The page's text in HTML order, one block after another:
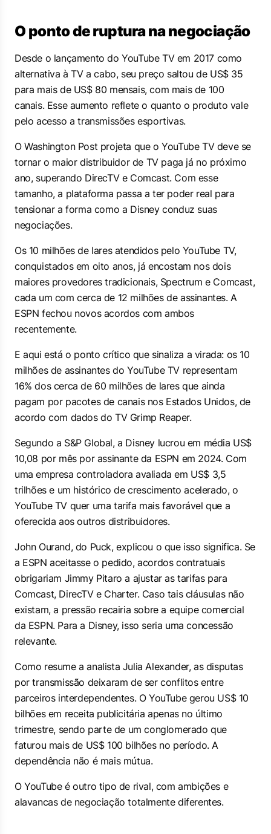
O ponto de ruptura na negociação
Desde o lançamento do YouTube TV em 2017 como
alternativa à TV a cabo, seu preço saltou de US$ 35
para mais de US$ 80 mensais, com mais de 100
canais. Esse aumento reflete o quanto o produto vale
pelo acesso a transmissões esportivas.
O Washington Post projeta que o YouTube TV deve se
tornar o maior distribuidor de TV paga já no próximo
ano, superando DirecTV e Comcast. Com esse
tamanho, a plataforma passa a ter poder real para
tensionar a forma como a Disney conduz suas
negociações.
Os 10 milhões de lares atendidos pelo YouTube TV,
conquistados em oito anos, já encostam nos dois
maiores provedores tradicionais, Spectrum e Comcast,
cada um com cerca de 12 milhões de assinantes. A
ESPN fechou novos acordos com ambos
recentemente.
E aqui está o ponto crítico que sinaliza a virada: os 10
milhões de assinantes do YouTube TV representam
16% dos cerca de 60 milhões de lares que ainda
pagam por pacotes de canais nos Estados Unidos, de
acordo com dados do TV Grimp Reaper.
Segundo a S&P Global, a Disney lucrou em média US$
10,08 por mês por assinante da ESPN em 2024. Com
uma empresa controladora avaliada em US$ 3,5
trilhões e um histórico de crescimento acelerado, o
YouTube TV quer uma tarifa mais favorável que a
oferecida aos outros distribuidores.
John Ourand, do Puck, explicou o que isso significa. Se
a ESPN aceitasse o pedido, acordos contratuais
obrigariam Jimmy Pitaro a ajustar as tarifas para
Comcast, DirecTV e Charter. Caso tais cláusulas não
existam, a pressão recairia sobre a equipe comercial
da ESPN. Para a Disney, isso seria uma concessão
relevante.
Como resume a analista Julia Alexander, as disputas
por transmissão deixaram de ser conflitos entre
parceiros interdependentes. O YouTube gerou US$ 10
bilhões em receita publicitária apenas no último
trimestre, sendo parte de um conglomerado que
faturou mais de US$ 100 bilhões no período. A
dependência não é mais mútua.
O YouTube é outro tipo de rival, com ambições e
alavancas de negociação totalmente diferentes.